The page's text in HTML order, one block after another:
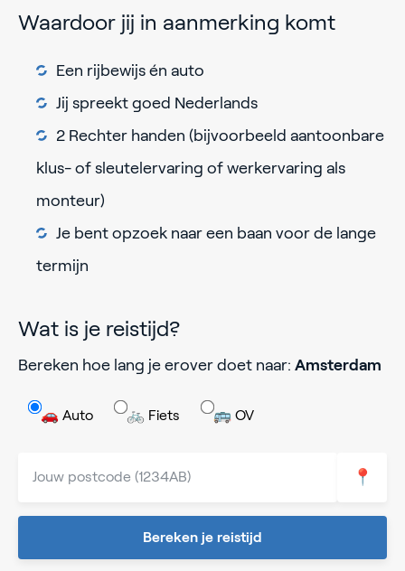
Waardoor jij in aanmerking komt
Een rijbewijs én auto
Jij spreekt goed Nederlands
2 Rechter handen (bijvoorbeeld aantoonbare
klus- of sleutelervaring of werkervaring als
monteur)
Je bent opzoek naar een baan voor de lange
termijn
Wat is je reistijd?
Bereken hoe lang je erover doet naar: Amsterdam
🚗 Auto 🚲 Fiets 🚌 OV
📍
Bereken je reistijd